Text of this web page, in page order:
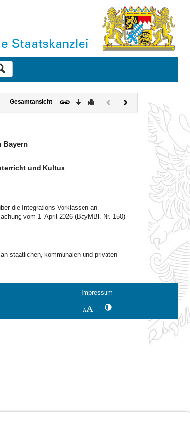
Gesamtansicht Download
DruckenVorherigesNächstes
Dokument
Bayern
und Kultus
die Integrations-Vorklassen an
vom 1. April 2026 (BayMBl. Nr. 150)
staatlichen, kommunalen und privaten
Impressum
SchriftgrößeKontrastwechsel